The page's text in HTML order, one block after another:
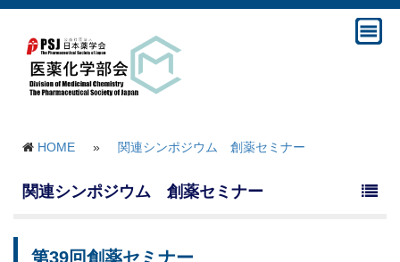
HOME » 関連シンポジウム 創薬セミナー
関連シンポジウム 創薬セミナー
第39回創薬セミナー